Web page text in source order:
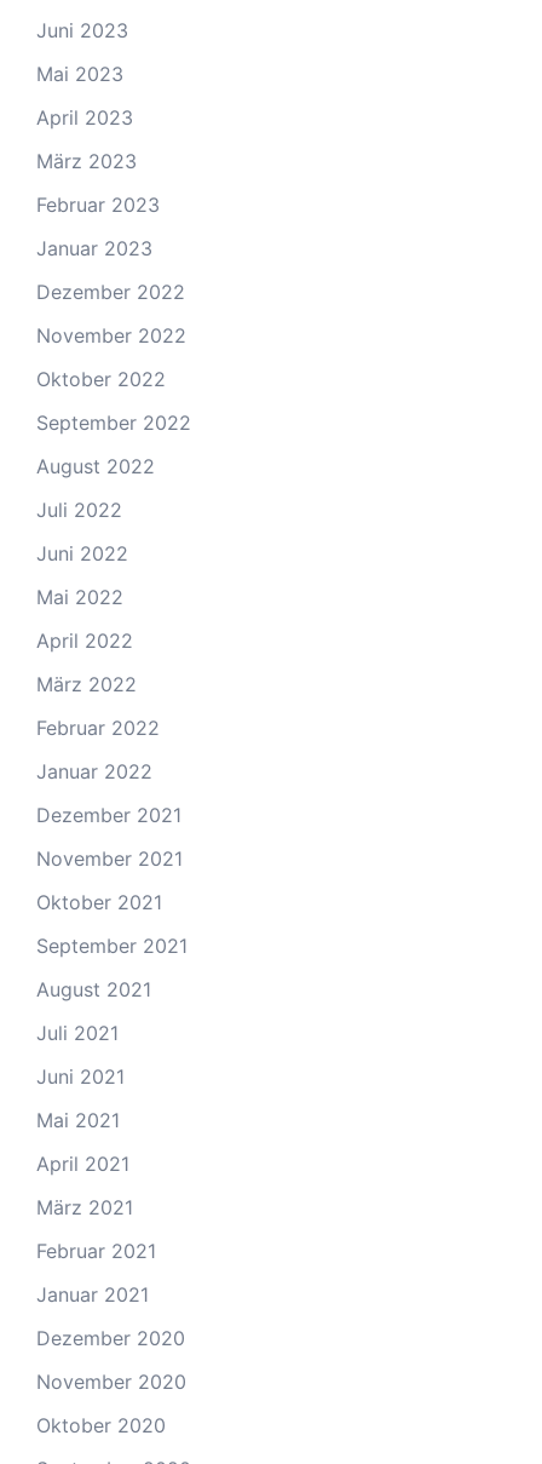
Juni 2023
Mai 2023
April 2023
März 2023
Februar 2023
Januar 2023
Dezember 2022
November 2022
Oktober 2022
September 2022
August 2022
Juli 2022
Juni 2022
Mai 2022
April 2022
März 2022
Februar 2022
Januar 2022
Dezember 2021
November 2021
Oktober 2021
September 2021
August 2021
Juli 2021
Juni 2021
Mai 2021
April 2021
März 2021
Februar 2021
Januar 2021
Dezember 2020
November 2020
Oktober 2020